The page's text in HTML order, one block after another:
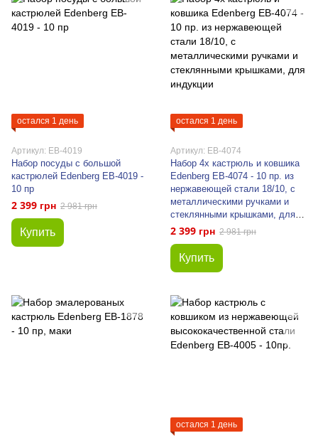
остался 1 день
Артикул: EB-4019
Набор посуды с большой
кастрюлей Edenberg EB-4019 -
10 пр
2 399 грн 2 981 грн
Купить
остался 1 день
Артикул: EB-4074
Набор 4х кастрюль и ковшика
Edenberg EB-4074 - 10 пр. из
нержавеющей стали 18/10, с
металлическими ручками и
стеклянными крышками, для
индукции
2 399 грн 2 981 грн
Купить
остался 1 день